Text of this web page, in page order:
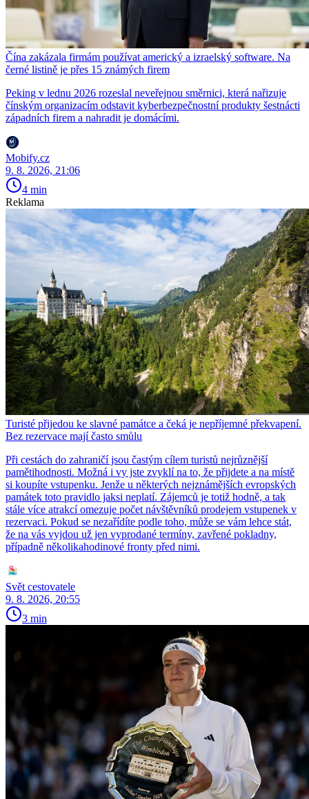
Čína zakázala firmám používat americký a izraelský software. Na
černé listině je přes 15 známých firem
Peking v lednu 2026 rozeslal neveřejnou směrnici, která nařizuje
čínským organizacím odstavit kyberbezpečnostní produkty šestnácti
západních firem a nahradit je domácími.
Mobify.cz
9. 8. 2026, 21:06
4 min
Reklama
Turisté přijedou ke slavné památce a čeká je nepříjemné překvapení.
Bez rezervace mají často smůlu
Při cestách do zahraničí jsou častým cílem turistů nejrůznější
pamětihodnosti. Možná i vy jste zvyklí na to, že přijdete a na místě
si koupíte vstupenku. Jenže u některých nejznámějších evropských
památek toto pravidlo jaksi neplatí. Zájemců je totiž hodně, a tak
stále více atrakcí omezuje počet návštěvníků prodejem vstupenek v
rezervaci. Pokud se nezařídíte podle toho, může se vám lehce stát,
že na vás vyjdou už jen vyprodané termíny, zavřené pokladny,
případně několikahodinové fronty před nimi.
Svět cestovatele
9. 8. 2026, 20:55
3 min